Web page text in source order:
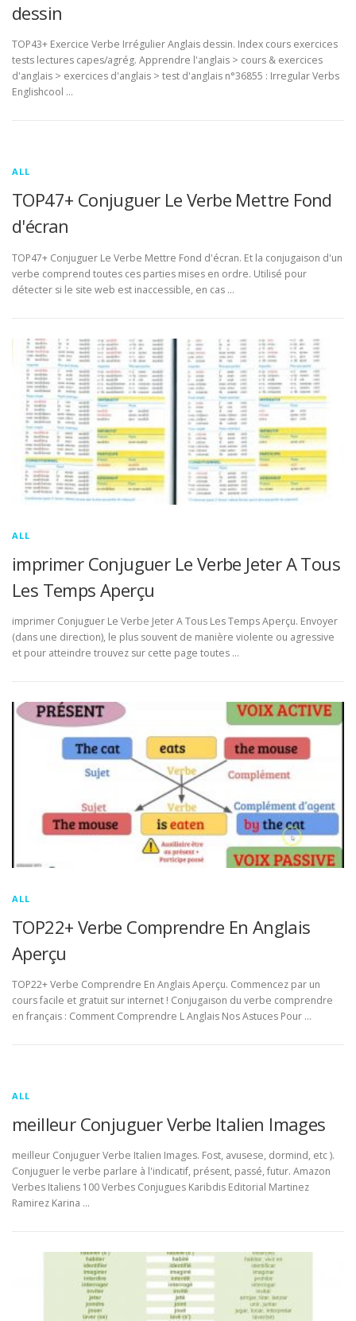
dessin
TOP43+ Exercice Verbe Irrégulier Anglais dessin. Index cours exercices
tests lectures capes/agrég. Apprendre l'anglais > cours & exercices
d'anglais > exercices d'anglais > test d'anglais n°36855 : Irregular Verbs
Englishcool …
ALL
TOP47+ Conjuguer Le Verbe Mettre Fond
d'écran
TOP47+ Conjuguer Le Verbe Mettre Fond d'écran. Et la conjugaison d'un
verbe comprend toutes ces parties mises en ordre. Utilisé pour
détecter si le site web est inaccessible, en cas …
ALL
imprimer Conjuguer Le Verbe Jeter A Tous
Les Temps Aperçu
imprimer Conjuguer Le Verbe Jeter A Tous Les Temps Aperçu. Envoyer
(dans une direction), le plus souvent de manière violente ou agressive
et pour atteindre trouvez sur cette page toutes …
ALL
TOP22+ Verbe Comprendre En Anglais
Aperçu
TOP22+ Verbe Comprendre En Anglais Aperçu. Commencez par un
cours facile et gratuit sur internet ! Conjugaison du verbe comprendre
en français : Comment Comprendre L Anglais Nos Astuces Pour …
ALL
meilleur Conjuguer Verbe Italien Images
meilleur Conjuguer Verbe Italien Images. Fost, avusese, dormind, etc ).
Conjuguer le verbe parlare à l'indicatif, présent, passé, futur. Amazon
Verbes Italiens 100 Verbes Conjugues Karibdis Editorial Martinez
Ramirez Karina …